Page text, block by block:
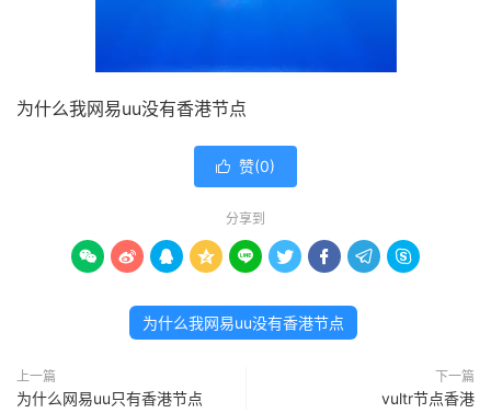
为什么我网易uu没有香港节点
 赞(0)
分享到
        
为什么我网易uu没有香港节点
上一篇
为什么网易uu只有香港节点
下一篇
vultr节点香港